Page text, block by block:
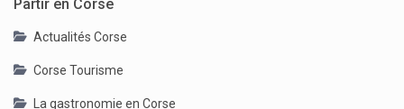
Partir en Corse
Actualités Corse
Corse Tourisme
La gastronomie en Corse